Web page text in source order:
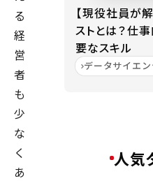
る
経
営
者
も
少
な
く
あ
【現役社員が
ストとは？仕
要なスキル
データサイエン
人気